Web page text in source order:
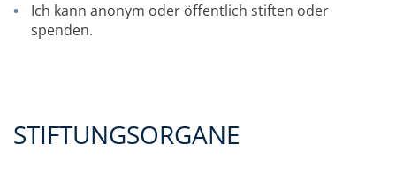
Ich kann anonym oder öffentlich stiften oder
spenden.
STIFTUNGSORGANE